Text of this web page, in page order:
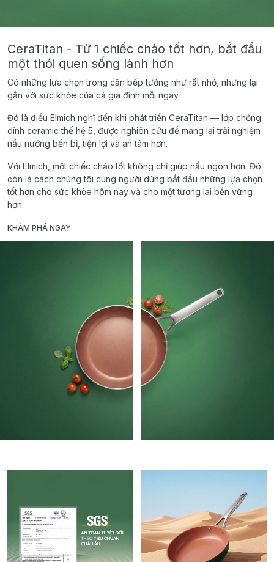
CeraTitan - Từ 1 chiếc chảo tốt hơn, bắt đầu
một thói quen sống lành hơn
Có những lựa chọn trong căn bếp tưởng như rất nhỏ, nhưng lại
gắn với sức khỏe của cả gia đình mỗi ngày.
Đó là điều Elmich nghĩ đến khi phát triển CeraTitan — lớp chống
dính ceramic thế hệ 5, được nghiên cứu để mang lại trải nghiệm
nấu nướng bền bỉ, tiện lợi và an tâm hơn.
Với Elmich, một chiếc chảo tốt không chỉ giúp nấu ngon hơn. Đó
còn là cách chúng tôi cùng người dùng bắt đầu những lựa chọn
tốt hơn cho sức khỏe hôm nay và cho một tương lai bền vững
hơn.
KHÁM PHÁ NGAY